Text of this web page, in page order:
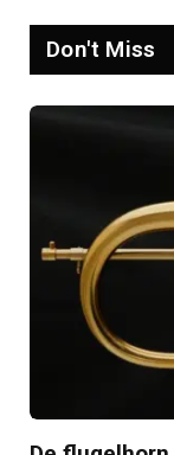
Don't Miss